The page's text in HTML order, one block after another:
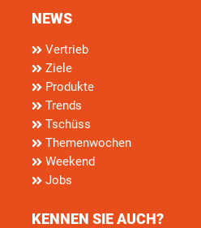
NEWS
Vertrieb
Ziele
Produkte
Trends
Tschüss
Themenwochen
Weekend
Jobs
KENNEN SIE AUCH?